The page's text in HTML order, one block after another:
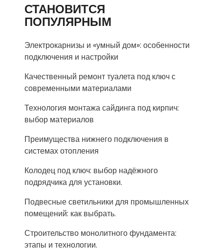
СТАНОВИТСЯ
ПОПУЛЯРНЫМ
Электрокарнизы и «умный дом»: особенности
подключения и настройки
Качественный ремонт туалета под ключ с
современными материалами
Технология монтажа сайдинга под кирпич:
выбор материалов
Преимущества нижнего подключения в
системах отопления
Колодец под ключ: выбор надёжного
подрядчика для установки.
Подвесные светильники для промышленных
помещений: как выбрать.
Строительство монолитного фундамента:
этапы и технологии.